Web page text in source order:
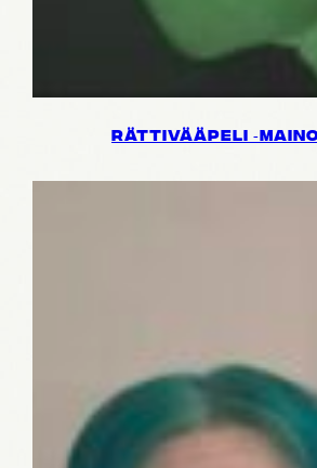
RÄTTI­VÄÄ­PELI